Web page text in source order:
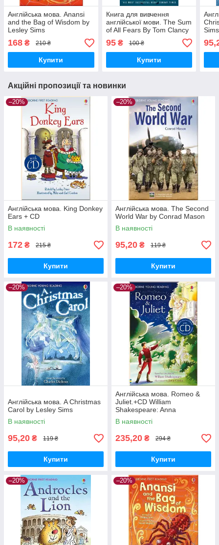
Англійська мова. Anansi
and the Bag of Wisdom by
Lesley Sims
168 ₴ 210 ₴
Купити
Книга для вивчення
англійської мови. The Sum
of All Fears By Tom Clancy
95₴ 100 ₴
Купити
Sims
Акційні пропозиції та новинки
–20%
Англійська мова. King Donkey
Ears + CD
В наявності
172 ₴ 215 ₴
Купити
–20%
Англійська мова. The Second
World War by Conrad Mason
В наявності
95,20 ₴ 119 ₴
Купити
–20%
Англійська мова. A Christmas
Carol by Lesley Sims
В наявності
95,20 ₴ 119 ₴
Купити
–20%
Англійська мова. Romeo &
Juliet.+СD William
Shakespeare: Anna
Claybourne
В наявності
235,20 ₴ 294 ₴
Купити
–20% –20%